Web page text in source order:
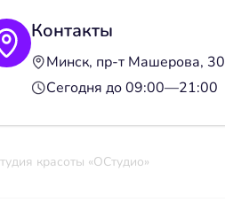
Контакты
Минск, пр-т Машерова, 30
Сегодня до 09:00—21:00
красоты «ОСтудио»